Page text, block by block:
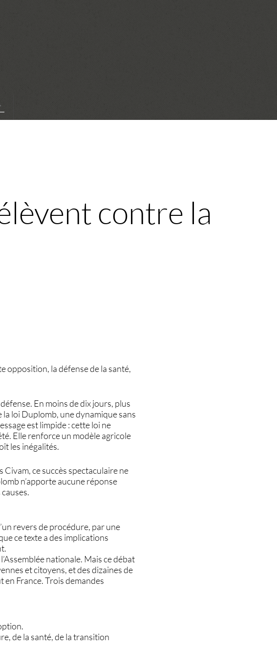
contre la
opposition, la défense de la santé,
En moins de dix jours, plus
loi Duplomb, une dynamique sans
est limpide : cette loi ne
Elle renforce un modèle agricole
les inégalités.
ce succès spectaculaire ne
n’apporte aucune réponse
revers de procédure, par une
ce texte a des implications
nationale. Mais ce débat
et citoyens, et des dizaines de
en France. Trois demandes
de la santé, de la transition